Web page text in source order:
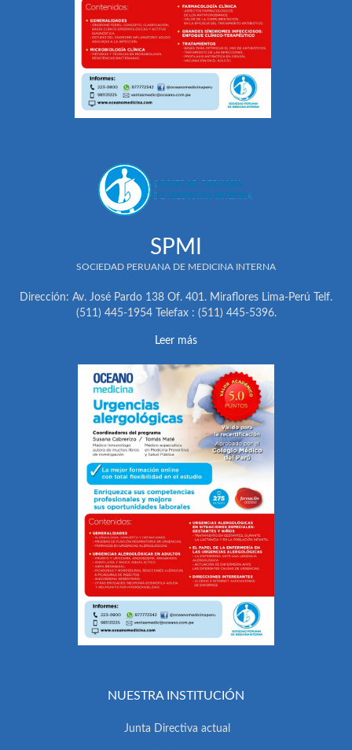
SPMI
SOCIEDAD PERUANA DE MEDICINA INTERNA
Dirección: Av. José Pardo 138 Of. 401. Miraflores Lima-Perú Telf.
(511) 445-1954 Telefax : (511) 445-5396.
Leer más
NUESTRA INSTITUCIÓN
Junta Directiva actual